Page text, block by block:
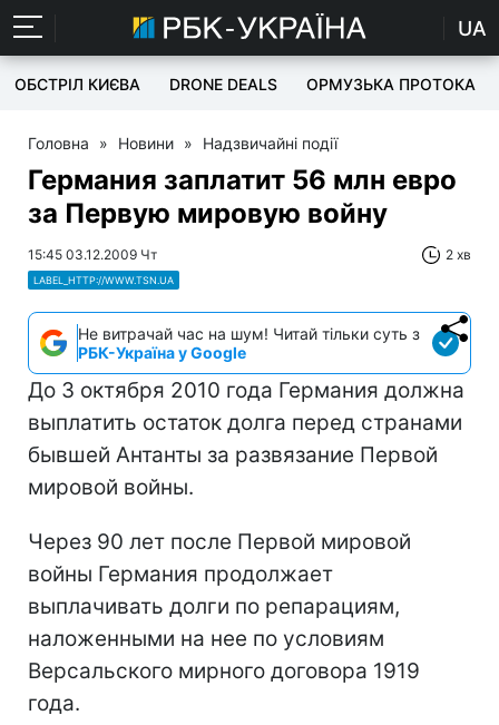
UA
ОБСТРІЛ КИЄВА DRONE DEALS ОРМУЗЬКА ПРОТОКА
Головна » Новини » Надзвичайні події
Германия заплатит 56 млн евро
за Первую мировую войну
15:45 03.12.2009 Чт 2 хв
LABEL_HTTP://WWW.TSN.UA
Не витрачай час на шум! Читай тільки суть з
РБК-Україна у Google
До 3 октября 2010 года Германия должна
выплатить остаток долга перед странами
бывшей Антанты за развязание Первой
мировой войны.
Через 90 лет после Первой мировой
войны Германия продолжает
выплачивать долги по репарациям,
наложенными на нее по условиям
Версальского мирного договора 1919
года.